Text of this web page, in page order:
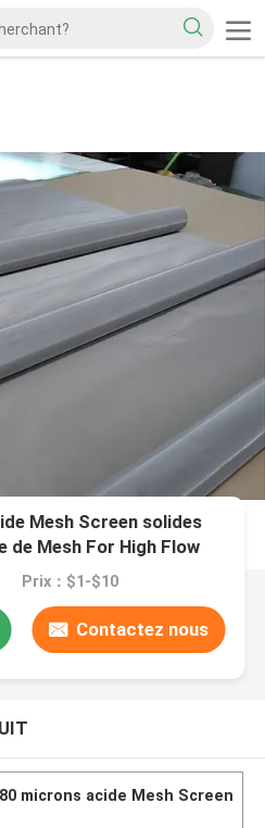
Mesh Screen solides
Mesh For High Flow
Prix：$1-$10
Contactez nous
microns acide Mesh Screen